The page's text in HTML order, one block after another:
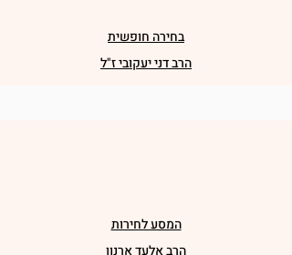
בחירה חופשית
הרב דני יעקובי ז"ל
המסע לחירות
הרב אלעד ארנון